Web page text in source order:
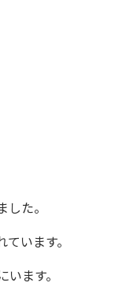
た。
います。
ます。